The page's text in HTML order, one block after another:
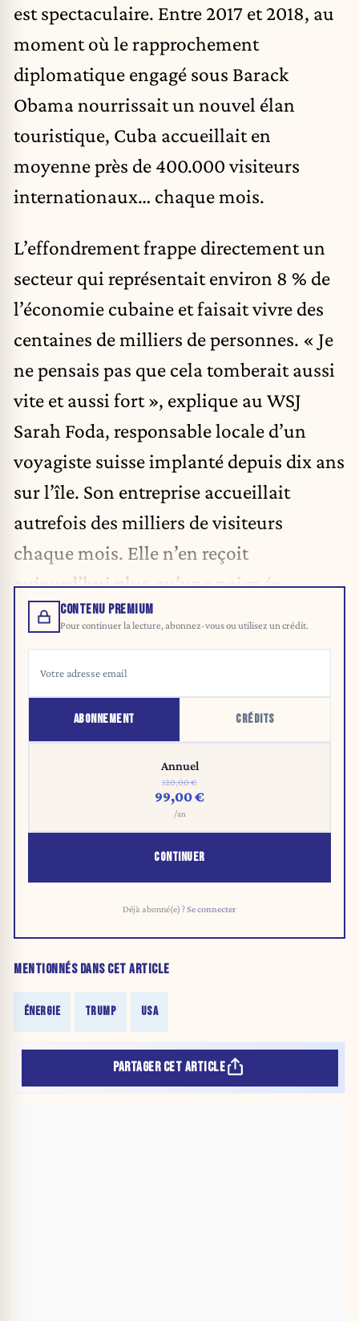
est spectaculaire. Entre 2017 et 2018, au
moment où le rapprochement
diplomatique engagé sous Barack
Obama nourrissait un nouvel élan
touristique, Cuba accueillait en
moyenne près de 400.000 visiteurs
internationaux… chaque mois.
L’effondrement frappe directement un
secteur qui représentait environ 8 % de
l’économie cubaine et faisait vivre des
centaines de milliers de personnes. « Je
ne pensais pas que cela tomberait aussi
vite et aussi fort », explique au WSJ
Sarah Foda, responsable locale d’un
voyagiste suisse implanté depuis dix ans
sur l’île. Son entreprise accueillait
autrefois des milliers de visiteurs
chaque mois. Elle n’en reçoit
aujourd’hui plus qu’une poignée.
CONTENU PREMIUM
Pour continuer la lecture, abonnez-vous ou utilisez un crédit.
ABONNEMENT CRÉDITS
Annuel
120,00 €
99,00 €
/an
CONTINUER
Déjà abonné(e) ?Se connecter
MENTIONNÉS DANS CET ARTICLE
ÉNERGIE TRUMP USA
PARTAGER CET ARTICLE